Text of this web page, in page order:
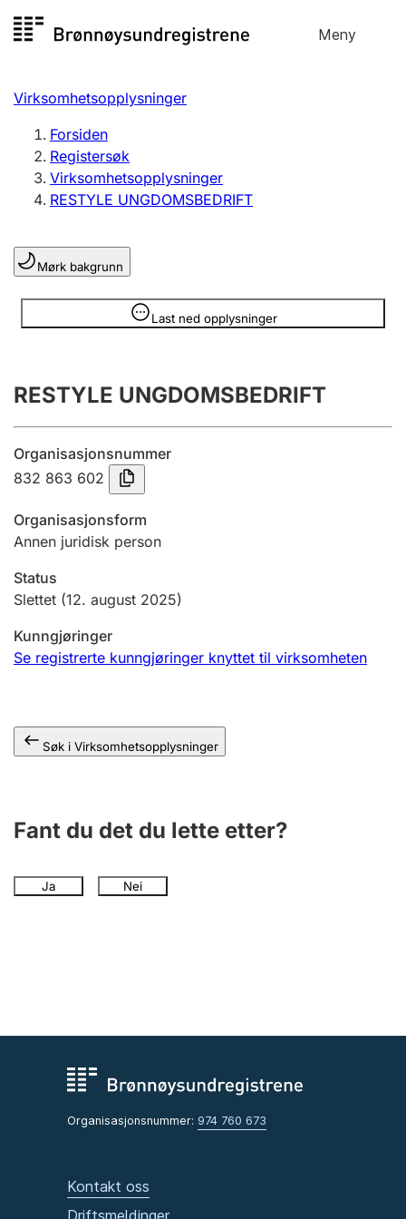
til
Meny
Registersøk
Aksjeselskap
Enkeltpersonforetak
Registrere, endre, slette
Lag og forening
Registrere, endre, slette
Innsending og forsinkelsesgebyr
Tinglysing
Jeger
Offentlig sektor
Andre tema
Virksomhetsopplysninger
Forsiden
Registersøk
Virksomhetsopplysninger
RESTYLE UNGDOMSBEDRIFT
Mørk bakgrunn
Last ned opplysninger
Opplysninger er skjult
RESTYLE UNGDOMSBEDRIFT
Organisasjonsnummer
832 863 602
Organisasjonsform
Annen juridisk person
Status
Slettet (12. august 2025)
Kunngjøringer
Se registrerte kunngjøringer knyttet til virksomheten
Søk i Virksomhetsopplysninger
Fant du det du lette etter?
Ja Nei
Organisasjonsnummer: 974 760 673
Kontakt oss